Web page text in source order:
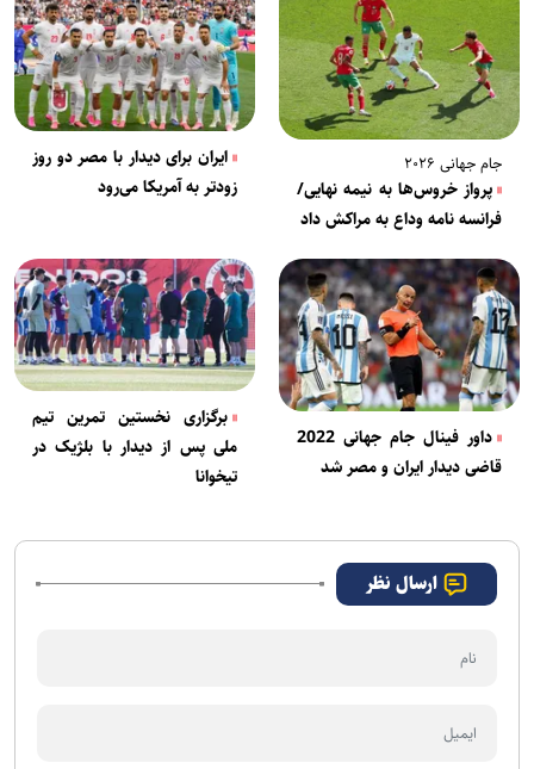
جام جهانی ۲۰۲۶
پرواز خروس‌ها به نیمه نهایی/
فرانسه نامه وداع به مراکش داد
ایران برای دیدار با مصر دو‌ روز
زودتر به آمریکا می‌رود
داور فینال جام جهانی 2022
قاضی دیدار ایران و مصر شد
برگزاری نخستین تمرین تیم
ملی پس از دیدار با بلژیک در
تیخوانا
ارسال نظر